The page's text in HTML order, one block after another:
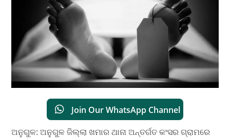
Join Our WhatsApp Channel
ଅନୁଗୁଳ: ଅନୁଗୁଳ ଜିଲ୍ଲା ଖମାର ଥାନା ଅନ୍ତର୍ଗତ କଂସର ଗ୍ରାମରେ